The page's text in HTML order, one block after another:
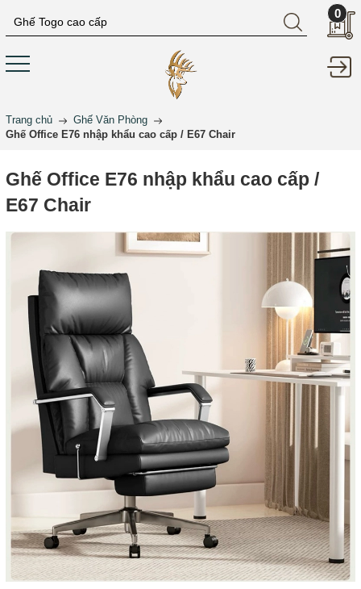
0
Trang chủ
Ghế Văn Phòng
Ghế Office E76 nhập khẩu cao cấp / E67 Chair
Ghế Office E76 nhập khẩu cao cấp /
E67 Chair